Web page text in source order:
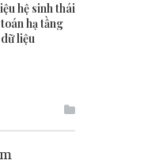
hệ sinh thái
hạ tầng
liệu